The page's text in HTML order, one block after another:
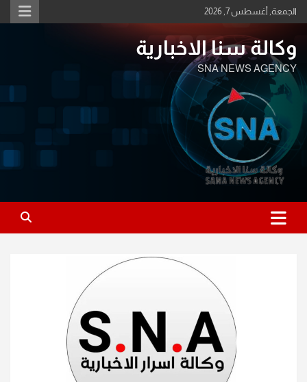
Skip
to
الجمعة, أغسطس 7, 2026
وكالة سنا الاخبارية
SNA NEWS AGENCY